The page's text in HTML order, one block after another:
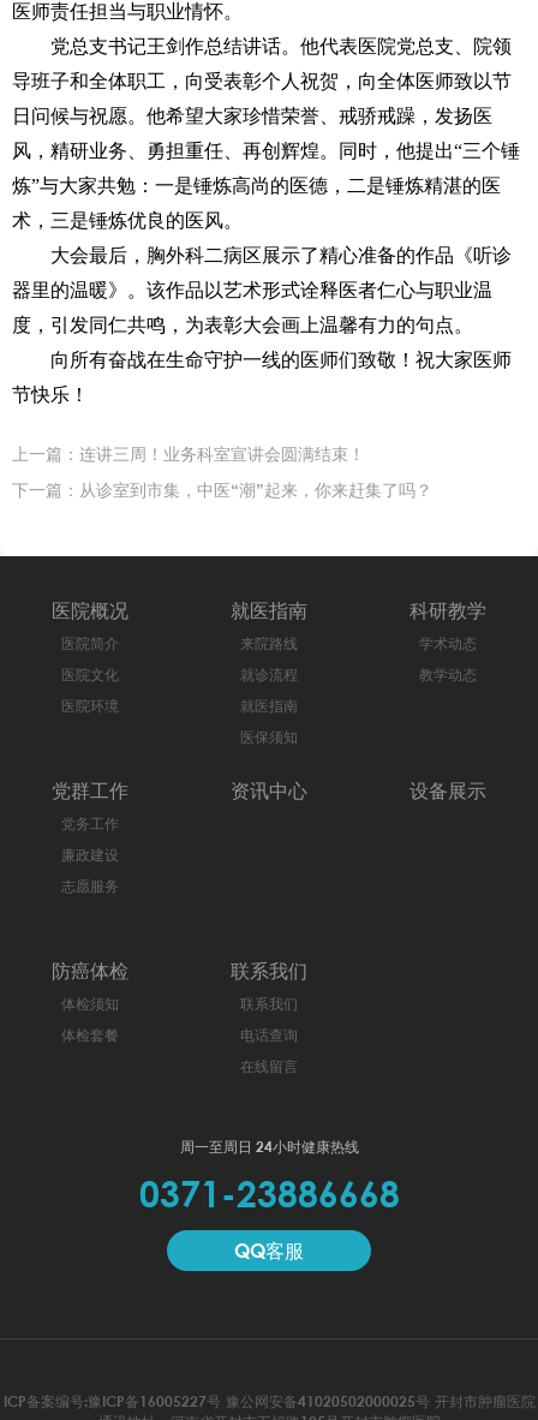
医师责任担当与职业情怀。
党总支书记王剑作总结讲话。他代表医院党总支、院领
导班子和全体职工，向受表彰个人祝贺，向全体医师致以节
日问候与祝愿。他希望大家珍惜荣誉、戒骄戒躁，发扬医
风，精研业务、勇担重任、再创辉煌。同时，他提出“三个锤
炼”与大家共勉：一是锤炼高尚的医德，二是锤炼精湛的医
术，三是锤炼优良的医风。
大会最后，胸外科二病区展示了精心准备的作品《听诊
器里的温暖》。该作品以艺术形式诠释医者仁心与职业温
度，引发同仁共鸣，为表彰大会画上温馨有力的句点。
向所有奋战在生命守护一线的医师们致敬！祝大家医师
节快乐！
上一篇： 连讲三周！业务科室宣讲会圆满结束！
下一篇： 从诊室到市集，中医“潮”起来，你来赶集了吗？
医院概况
医院简介
医院文化
医院环境
就医指南
来院路线
就诊流程
就医指南
医保须知
科研教学
学术动态
教学动态
党群工作
党务工作
廉政建设
志愿服务
资讯中心 设备展示
防癌体检
体检须知
体检套餐
联系我们
联系我们
电话查询
在线留言
周一至周日 24小时健康热线
0371-23886668
QQ客服
ICP备案编号:豫ICP备16005227号 豫公网安备41020502000025号 开封市肿瘤医院